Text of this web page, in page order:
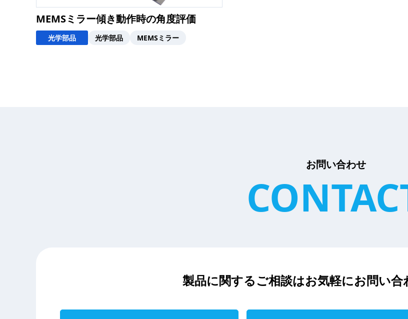
MEMSミラー傾き動作時の角度評価
光学部品 光学部品 MEMSミラー
お問い合わせ
製品に関するご相談はお気軽にお問い合